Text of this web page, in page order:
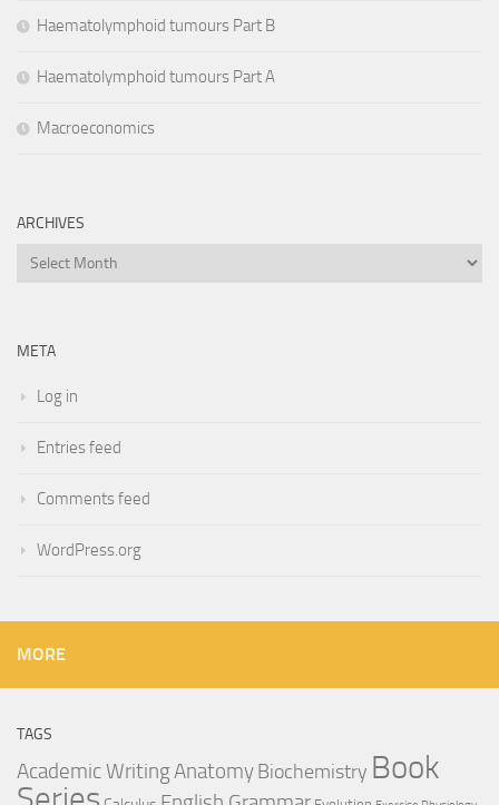
Haematolymphoid tumours Part B
Haematolymphoid tumours Part A
Macroeconomics
ARCHIVES
Archives
META
Log in
Entries feed
Comments feed
WordPress.org
MORE
TAGS
Academic WritingAnatomyBiochemistry Book